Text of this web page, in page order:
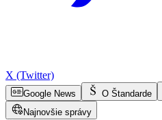
X (Twitter)
Google News O Štandarde
Najnovšie správy